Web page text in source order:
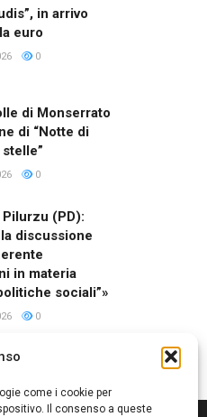
come i cookie per
Il consenso a queste
in arrivo
euro
0
di Monserrato
di “Notte di
0
(PD):
discussione
in materia
sociali”»
0